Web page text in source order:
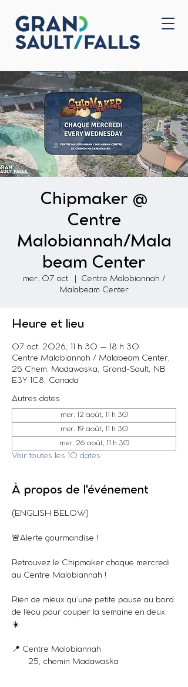
Accueil
Chipmaker @
Centre
Malobiannah/Mala
beam Center
mer. 07 oct.
Centre Malobiannah /
Malabeam Center
Heure et lieu
07 oct. 2026, 11 h 30 – 18 h 30
Centre Malobiannah / Malabeam Center,
25 Chem. Madawaska, Grand-Sault, NB
E3Y 1C8, Canada
Autres dates
mer. 12 août, 11 h 30
mer. 19 août, 11 h 30
mer. 26 août, 11 h 30
Voir toutes les 10 dates
À propos de l'événement
(ENGLISH BELOW)
🚨Alerte gourmandise !
Retrouvez le Chipmaker chaque mercredi
au Centre Malobiannah !
Rien de mieux qu’une petite pause au bord
de l'eau pour couper la semaine en deux.
☀️
📍 Centre Malobiannah
       25, chemin Madawaska